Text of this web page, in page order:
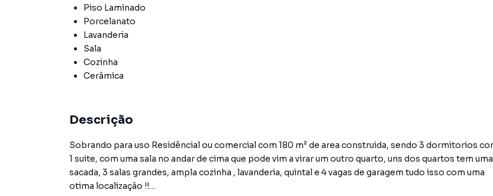
Piso Laminado
Porcelanato
Lavanderia
Sala
Cozinha
Cerâmica
Descrição
Sobrando para uso Residêncial ou comercial com 180 m² de area construida, sendo 3 dormitorios com
1 suite, com uma sala no andar de cima que pode vim a virar um outro quarto, uns dos quartos tem uma
sacada, 3 salas grandes, ampla cozinha , lavanderia, quintal e 4 vagas de garagem tudo isso com uma
otima localização !!